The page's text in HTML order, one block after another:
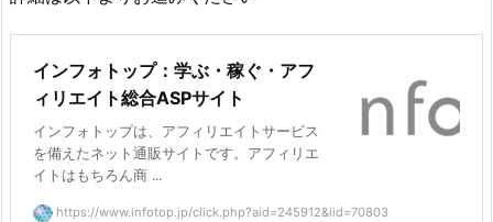
インフォトップ：学ぶ・稼ぐ・アフ
ィリエイト総合ASPサイト
インフォトップは、アフィリエイトサービス
を備えたネット通販サイトです。アフィリエ
イトはもちろん商 ...
https://www.infotop.jp/click.php?aid=245912&iid=70803